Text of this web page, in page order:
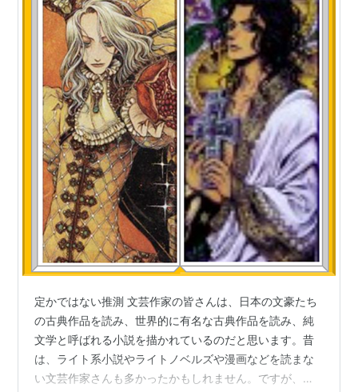
定かではない推測 文芸作家の皆さんは、日本の文豪たち
の古典作品を読み、世界的に有名な古典作品を読み、純
文学と呼ばれる小説を描かれているのだと思います。昔
は、ライト系小説やライトノベルズや漫画などを読まな
い文芸作家さんも多かったかもしれません。ですが、近